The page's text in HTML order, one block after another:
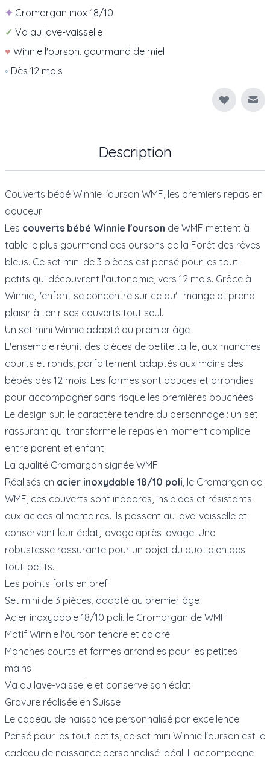
✦ Cromargan inox 18/10
✓ Va au lave-vaisselle
♥ Winnie l'ourson, gourmand de miel
◦ Dès 12 mois
Description
Couverts bébé Winnie l'ourson WMF, les premiers repas en
douceur
Les couverts bébé Winnie l'ourson de WMF mettent à
table le plus gourmand des oursons de la Forêt des rêves
bleus. Ce set mini de 3 pièces est pensé pour les tout-
petits qui découvrent l'autonomie, vers 12 mois. Grâce à
Winnie, l'enfant se concentre sur ce qu'il mange et prend
plaisir à tenir ses couverts tout seul.
Un set mini Winnie adapté au premier âge
L'ensemble réunit des pièces de petite taille, aux manches
courts et ronds, parfaitement adaptés aux mains des
bébés dès 12 mois. Les formes sont douces et arrondies
pour accompagner sans risque les premières bouchées.
Le design suit le caractère tendre du personnage : un set
rassurant qui transforme le repas en moment complice
entre parent et enfant.
La qualité Cromargan signée WMF
Réalisés en acier inoxydable 18/10 poli , le Cromargan de
WMF, ces couverts sont inodores, insipides et résistants
aux acides alimentaires. Ils passent au lave-vaisselle et
conservent leur éclat, lavage après lavage. Une
robustesse rassurante pour un objet du quotidien des
tout-petits.
Les points forts en bref
Set mini de 3 pièces, adapté au premier âge
Acier inoxydable 18/10 poli, le Cromargan de WMF
Motif Winnie l'ourson tendre et coloré
Manches courts et formes arrondies pour les petites
mains
Va au lave-vaisselle et conserve son éclat
Gravure réalisée en Suisse
Le cadeau de naissance personnalisé par excellence
Pensé pour les tout-petits, ce set mini Winnie l'ourson est le
cadeau de naissance personnalisé idéal. Il accompagne